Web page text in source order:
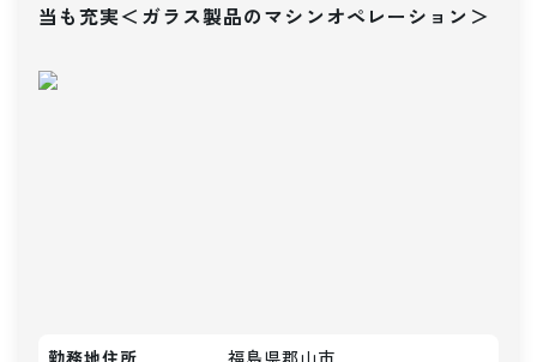
当も充実＜ガラス製品のマシンオペレーション＞
勤務地住所
福島県郡山市